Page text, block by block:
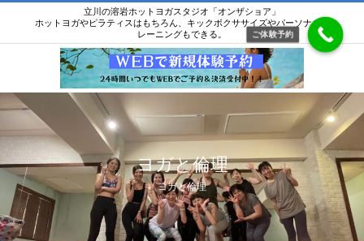
立川の溶岩ホットヨガスタジオ「オンザショア」
ホットヨガやピラティスはもちろん、キックボクササイズやパーソナルト
レーニングもできる。
ヨガと倫理
ヨガと倫理
ご体験予約